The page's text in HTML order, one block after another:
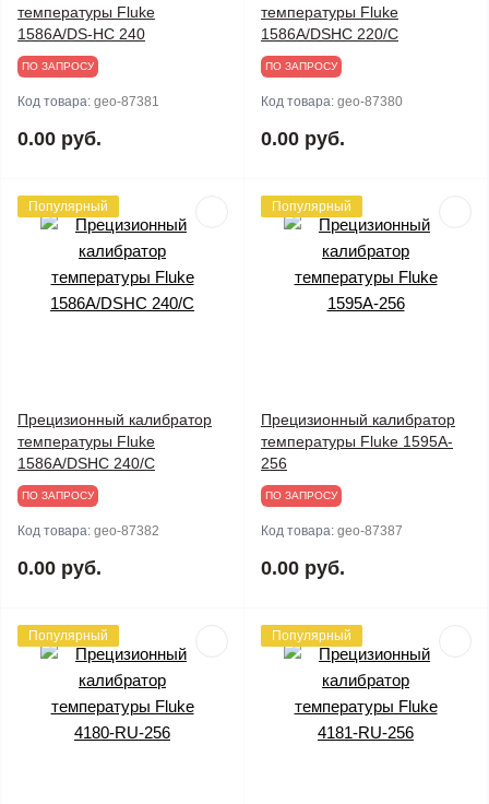
температуры Fluke
1586A/DS-HC 240
ПО ЗАПРОСУ
Код товара: geo-87381
0.00 руб.
температуры Fluke
1586A/DSHC 220/C
ПО ЗАПРОСУ
Код товара: geo-87380
0.00 руб.
Популярный
Прецизионный калибратор
температуры Fluke
1586A/DSHC 240/C
ПО ЗАПРОСУ
Код товара: geo-87382
0.00 руб.
Популярный
Прецизионный калибратор
температуры Fluke 1595A-
256
ПО ЗАПРОСУ
Код товара: geo-87387
0.00 руб.
Популярный Популярный